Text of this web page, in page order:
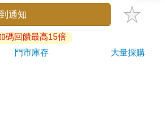
用品。（如：內衣褲、刮鬍刀、除毛
享有到貨7天的猶豫期（含例假
通知
碼回饋最高15倍
門市庫存 大量採購